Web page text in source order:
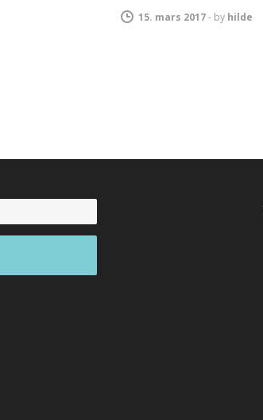
15. mars 2017- by hilde